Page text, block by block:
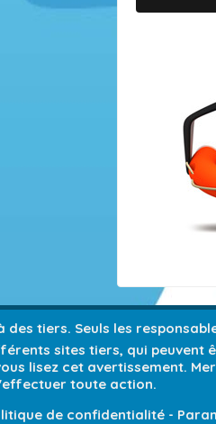
tiers. Seuls les
sites tiers, qui peuvent
lisez cet avertissement.
toute action.
de confidentialité -